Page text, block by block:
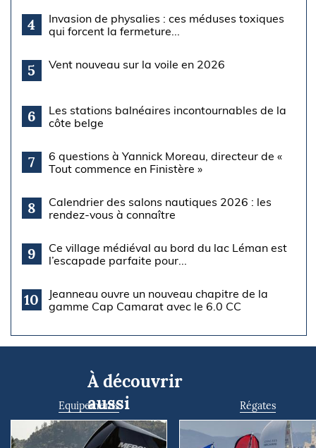
4
Invasion de physalies : ces méduses toxiques
qui forcent la fermeture...
5 Vent nouveau sur la voile en 2026
6
Les stations balnéaires incontournables de la
côte belge
7
6 questions à Yannick Moreau, directeur de «
Tout commence en Finistère »
8
Calendrier des salons nautiques 2026 : les
rendez-vous à connaître
9
Ce village médiéval au bord du lac Léman est
l’escapade parfaite pour...
10
Jeanneau ouvre un nouveau chapitre de la
gamme Cap Camarat avec le 6.0 CC
À découvrir
aussi
Equipements Régates